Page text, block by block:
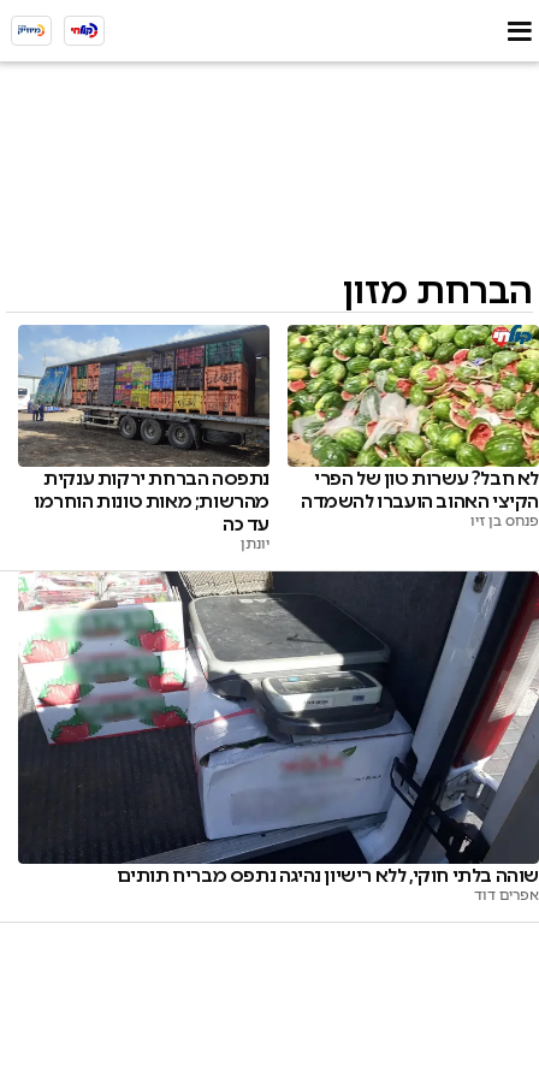
הברחת מזון
לא חבל? עשרות טון של הפרי
הקיצי האהוב הועברו להשמדה
פנחס בן זיו
נתפסה הברחת ירקות ענקית
מהרשות; מאות טונות הוחרמו
עד כה
יונתן
שוהה בלתי חוקי, ללא רישיון נהיגה נתפס מבריח תותים
אפרים דוד